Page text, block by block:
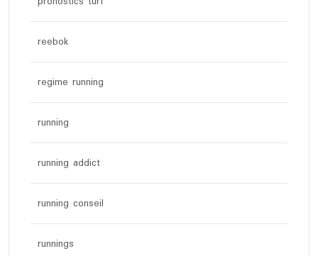
reebok
regime running
running
running addict
running conseil
runnings